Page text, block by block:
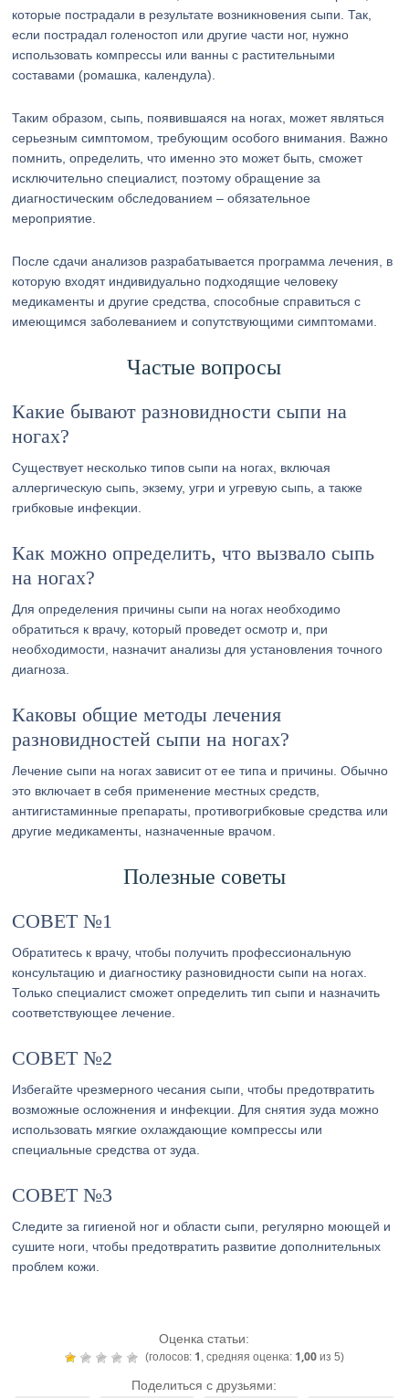
которые пострадали в результате возникновения сыпи. Так,
если пострадал голеностоп или другие части ног, нужно
использовать компрессы или ванны с растительными
составами (ромашка, календула).
Таким образом, сыпь, появившаяся на ногах, может являться
серьезным симптомом, требующим особого внимания. Важно
помнить, определить, что именно это может быть, сможет
исключительно специалист, поэтому обращение за
диагностическим обследованием – обязательное
мероприятие.
После сдачи анализов разрабатывается программа лечения, в
которую входят индивидуально подходящие человеку
медикаменты и другие средства, способные справиться с
имеющимся заболеванием и сопутствующими симптомами.
Частые вопросы
Какие бывают разновидности сыпи на
ногах?
Существует несколько типов сыпи на ногах, включая
аллергическую сыпь, экзему, угри и угревую сыпь, а также
грибковые инфекции.
Как можно определить, что вызвало сыпь
на ногах?
Для определения причины сыпи на ногах необходимо
обратиться к врачу, который проведет осмотр и, при
необходимости, назначит анализы для установления точного
диагноза.
Каковы общие методы лечения
разновидностей сыпи на ногах?
Лечение сыпи на ногах зависит от ее типа и причины. Обычно
это включает в себя применение местных средств,
антигистаминные препараты, противогрибковые средства или
другие медикаменты, назначенные врачом.
Полезные советы
СОВЕТ №1
Обратитесь к врачу, чтобы получить профессиональную
консультацию и диагностику разновидности сыпи на ногах.
Только специалист сможет определить тип сыпи и назначить
соответствующее лечение.
СОВЕТ №2
Избегайте чрезмерного чесания сыпи, чтобы предотвратить
возможные осложнения и инфекции. Для снятия зуда можно
использовать мягкие охлаждающие компрессы или
специальные средства от зуда.
СОВЕТ №3
Следите за гигиеной ног и области сыпи, регулярно моющей и
сушите ноги, чтобы предотвратить развитие дополнительных
проблем кожи.
Оценка статьи:
(голосов: 1 , средняя оценка: 1,00из 5)
Поделиться с друзьями: